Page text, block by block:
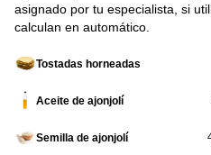
asignado por tu especialista, si
calculan en automático.
Tostadas horneadas
Aceite de ajonjolí
Semilla de ajonjolí